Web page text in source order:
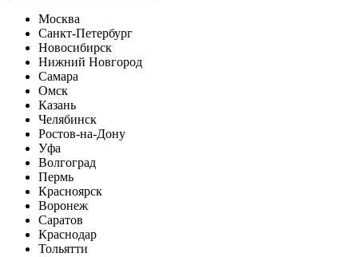
Москва
Санкт-Петербург
Новосибирск
Нижний Новгород
Самара
Омск
Казань
Челябинск
Ростов-на-Дону
Уфа
Волгоград
Пермь
Красноярск
Воронеж
Саратов
Краснодар
Тольятти